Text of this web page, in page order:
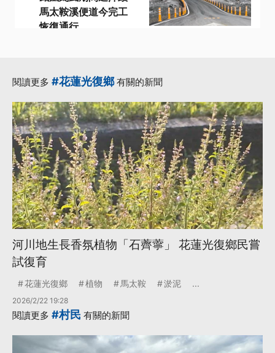
馬太鞍溪便道今完工
恢復通行
閱讀更多 #花蓮光復鄉有關的新聞
河川地生長香氛植物「石薺薴」 花蓮光復鄉民嘗
試復育
花蓮光復鄉 植物 馬太鞍 淤泥 ...
2026/2/22 19:28
閱讀更多 #村民 有關的新聞